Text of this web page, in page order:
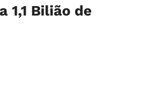
1,1 Bilião de